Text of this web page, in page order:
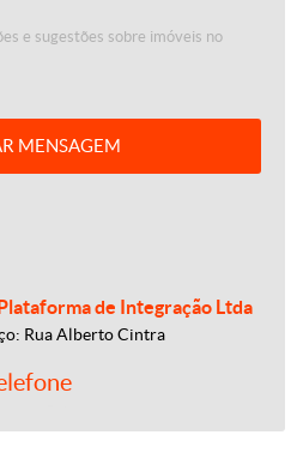
e sugestões sobre imóveis no
MENSAGEM
de Integração Ltda
Rua Alberto Cintra